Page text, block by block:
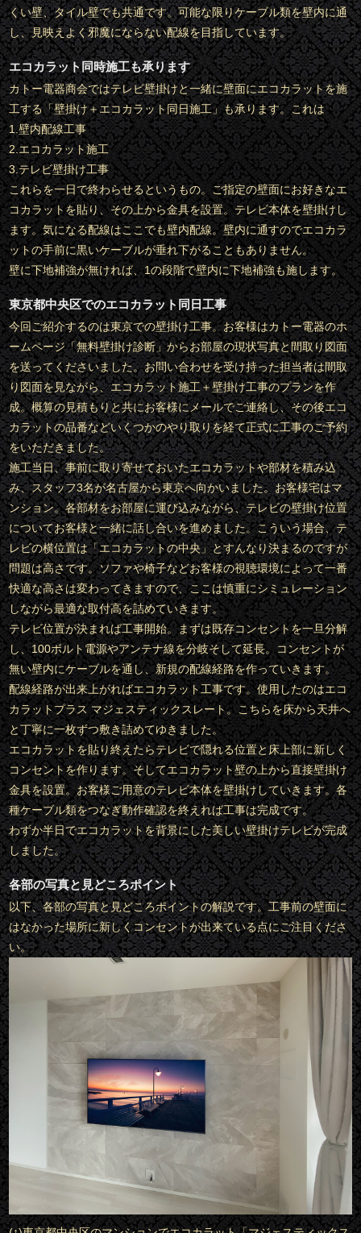
くい壁、タイル壁でも共通です。可能な限りケーブル類を壁内に通
し、見映えよく邪魔にならない配線を目指しています。
エコカラット同時施工も承ります
カトー電器商会ではテレビ壁掛けと一緒に壁面にエコカラットを施
工する「壁掛け＋エコカラット同日施工」も承ります。これは
1.壁内配線工事
2.エコカラット施工
3.テレビ壁掛け工事
これらを一日で終わらせるというもの。ご指定の壁面にお好きなエ
コカラットを貼り、その上から金具を設置。テレビ本体を壁掛けし
ます。気になる配線はここでも壁内配線。壁内に通すのでエコカラ
ットの手前に黒いケーブルが垂れ下がることもありません。
壁に下地補強が無ければ、1の段階で壁内に下地補強も施します。
東京都中央区でのエコカラット同日工事
今回ご紹介するのは東京での壁掛け工事。お客様はカトー電器のホ
ームページ「無料壁掛け診断」からお部屋の現状写真と間取り図面
を送ってくださいました。お問い合わせを受け持った担当者は間取
り図面を見ながら、エコカラット施工＋壁掛け工事のプランを作
成。概算の見積もりと共にお客様にメールでご連絡し、その後エコ
カラットの品番などいくつかのやり取りを経て正式に工事のご予約
をいただきました。
施工当日、事前に取り寄せておいたエコカラットや部材を積み込
み、スタッフ3名が名古屋から東京へ向かいました。お客様宅はマ
ンション。各部材をお部屋に運び込みながら、テレビの壁掛け位置
についてお客様と一緒に話し合いを進めました。こういう場合、テ
レビの横位置は「エコカラットの中央」とすんなり決まるのですが
問題は高さです。ソファや椅子などお客様の視聴環境によって一番
快適な高さは変わってきますので、ここは慎重にシミュレーション
しながら最適な取付高を詰めていきます。
テレビ位置が決まれば工事開始。まずは既存コンセントを一旦分解
し、100ボルト電源やアンテナ線を分岐そして延長。コンセントが
無い壁内にケーブルを通し、新規の配線経路を作っていきます。
配線経路が出来上がればエコカラット工事です。使用したのはエコ
カラットプラス マジェスティックスレート。こちらを床から天井へ
と丁寧に一枚ずつ敷き詰めてゆきました。
エコカラットを貼り終えたらテレビで隠れる位置と床上部に新しく
コンセントを作ります。そしてエコカラット壁の上から直接壁掛け
金具を設置。お客様ご用意のテレビ本体を壁掛けしていきます。各
種ケーブル類をつなぎ動作確認を終えれば工事は完成です。
わずか半日でエコカラットを背景にした美しい壁掛けテレビが完成
しました。
各部の写真と見どころポイント
以下、各部の写真と見どころポイントの解説です。工事前の壁面に
はなかった場所に新しくコンセントが出来ている点にご注目くださ
い。